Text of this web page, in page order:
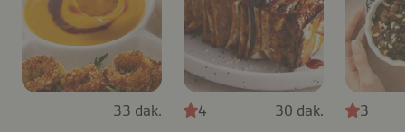
33 dak. 4 30 dak. 3